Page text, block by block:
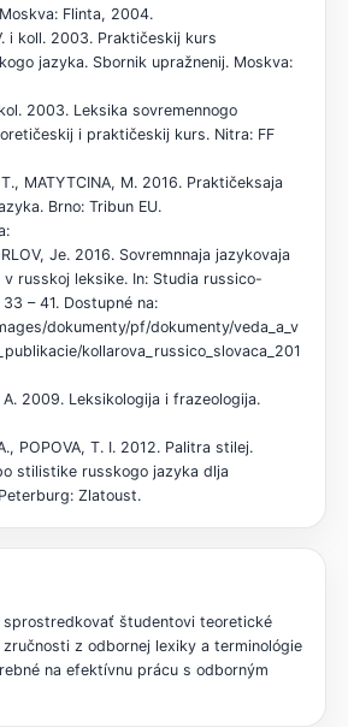
Flinta, 2004.
i koll. 2003. Praktičeskij kurs
jazyka. Sbornik upražnenij. Moskva:
2003. Leksika sovremennogo
i praktičeskij kurs. Nitra: FF
T., MATYTCINA, M. 2016. Praktičeksaja
Brno: Tribun EU.
Je. 2016. Sovremnnaja jazykovaja
v russkoj leksike. In: Studia russico-
– 41. Dostupné na:
dokumenty/pf/dokumenty/veda_a_v
kollarova_russico_slovaca_201
A. 2009. Leksikologija i frazeologija.
POPOVA, T. I. 2012. Palitra stilej.
stilistike russkogo jazyka dlja
Zlatoust.
sprostredkovať študentovi teoretické
z odbornej lexiky a terminológie
na efektívnu prácu s odborným